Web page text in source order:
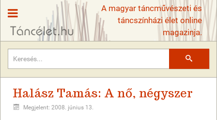
A magyar táncművészeti és
táncszínházi élet online
magazinja.
Halász Tamás: A nő, négyszer
Megjelent: 2008. június 13.